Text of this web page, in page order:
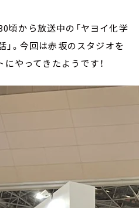
頃から放送中の「ヤヨイ化学
。今回は赤坂のスタジオを
やってきたようです！